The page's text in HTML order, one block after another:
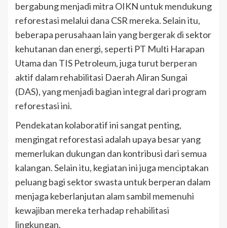
bergabung menjadi mitra OIKN untuk mendukung
reforestasi melalui dana CSR mereka. Selain itu,
beberapa perusahaan lain yang bergerak di sektor
kehutanan dan energi, seperti PT Multi Harapan
Utama dan TIS Petroleum, juga turut berperan
aktif dalam rehabilitasi Daerah Aliran Sungai
(DAS), yang menjadi bagian integral dari program
reforestasi ini.
Pendekatan kolaboratif ini sangat penting,
mengingat reforestasi adalah upaya besar yang
memerlukan dukungan dan kontribusi dari semua
kalangan. Selain itu, kegiatan ini juga menciptakan
peluang bagi sektor swasta untuk berperan dalam
menjaga keberlanjutan alam sambil memenuhi
kewajiban mereka terhadap rehabilitasi
lingkungan.